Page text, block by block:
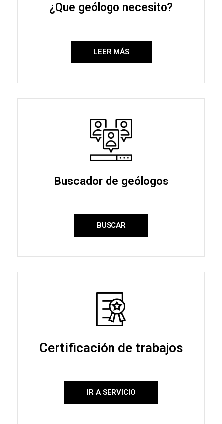
¿Que geólogo necesito?
LEER MÁS
Buscador de geólogos
BUSCAR
Certificación de trabajos
IR A SERVICIO